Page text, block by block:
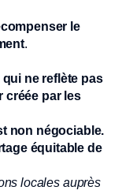
le
.
ne reflète pas
créée par les
non négociable.
équitable de
locales auprès